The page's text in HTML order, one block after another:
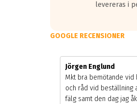
levereras i
GOOGLE RECENSIONER
Jörgen Englund
Mkt bra bemötande vid
och råd vid beställning
fälg samt den dag jag